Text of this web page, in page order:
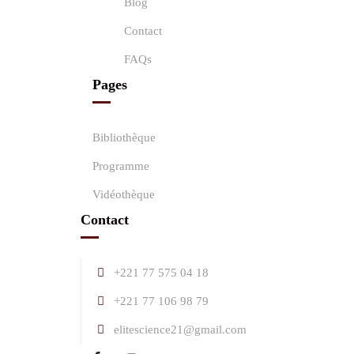
Contact
FAQs
Pages
Bibliothèque
Programme
Vidéothèque
Contact
+221 77 575 04 18
+221 77 106 98 79
elitescience21@gmail.com